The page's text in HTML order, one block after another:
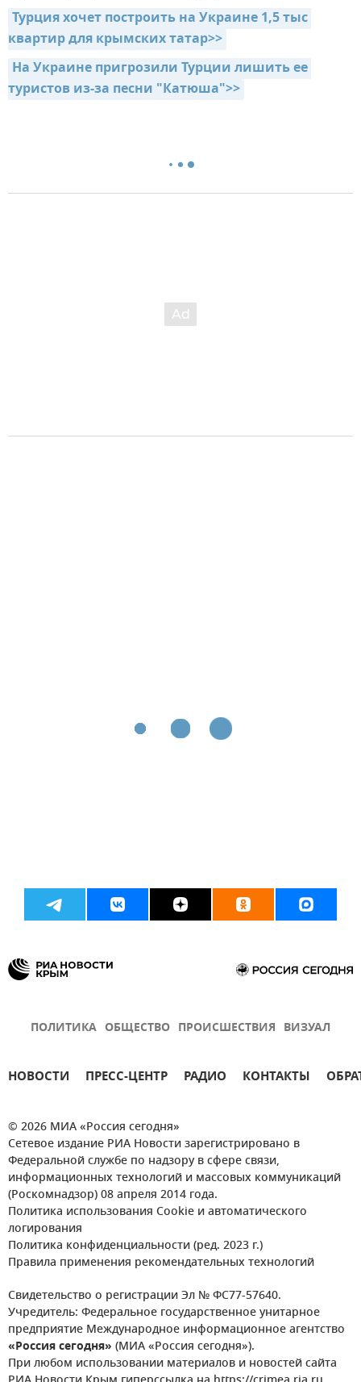
Турция хочет построить на Украине 1,5 тыс
квартир для крымских татар>>
На Украине пригрозили Турции лишить ее
туристов из-за песни "Катюша">>
ПОЛИТИКА ОБЩЕСТВО ПРОИСШЕСТВИЯ ВИЗУАЛ
НОВОСТИ ПРЕСС-ЦЕНТР РАДИО КОНТАКТЫ
© 2026 МИА «Россия сегодня»
Сетевое издание РИА Новости зарегистрировано в
Федеральной службе по надзору в сфере связи,
информационных технологий и массовых коммуникаций
(Роскомнадзор) 08 апреля 2014 года.
Политика использования Cookie и автоматического
логирования
Политика конфиденциальности (ред. 2023 г.)
Правила применения рекомендательных технологий
Свидетельство о регистрации Эл № ФС77-57640.
Учредитель: Федеральное государственное унитарное
предприятие Международное информационное агентство
«Россия сегодня» (МИА «Россия сегодня»).
При любом использовании материалов и новостей сайта